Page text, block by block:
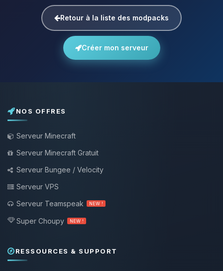
Retour à la liste des modpacks
Créer mon serveur
NOS OFFRES
Serveur Minecraft
Serveur Minecraft Gratuit
Serveur Bungee / Velocity
Serveur VPS
Serveur Teamspeak
NEW !
Super Choupy NEW !
RESSOURCES & SUPPORT